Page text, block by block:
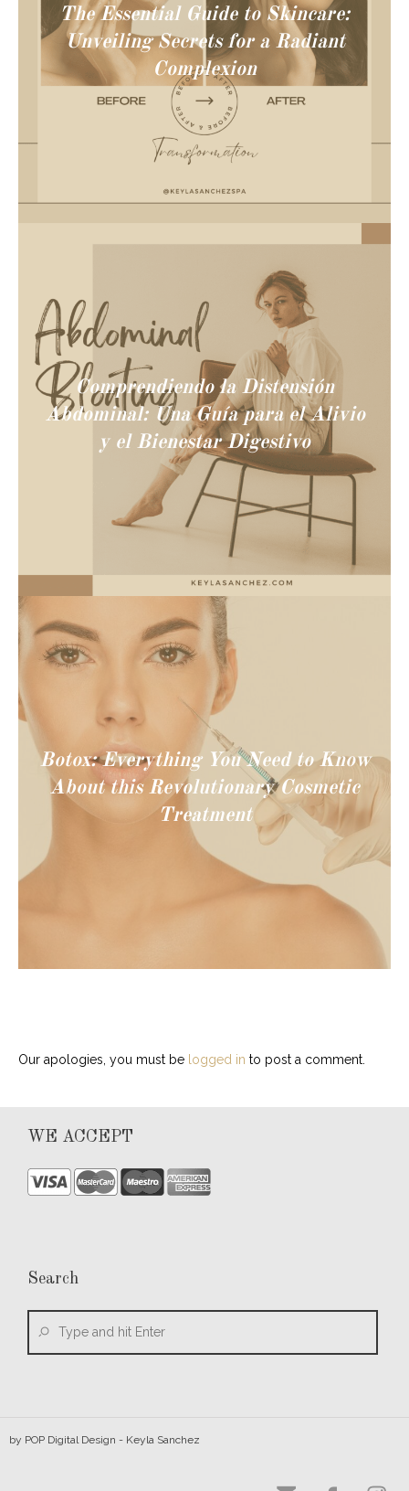
The Essential Guide to Skincare:
Unveiling Secrets for a Radiant
Complexion
Comprendiendo la Distensión
Abdominal: Una Guía para el Alivio
y el Bienestar Digestivo
Botox: Everything You Need to Know
About this Revolutionary Cosmetic
Treatment
Our apologies, you must be logged in to post a comment.
WE ACCEPT
Search
by POP Digital Design - Keyla Sanchez